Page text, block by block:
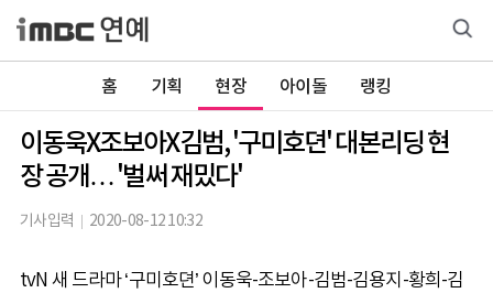
홈 기획 현장 아이돌 랭킹
이동욱X조보아X김범, '구미호뎐' 대본리딩 현
장 공개… '벌써 재밌다'
기사입력 2020-08-12 10:32
tvN 새 드라마 ‘구미호뎐’ 이동욱-조보아-김범-김용지-황희-김